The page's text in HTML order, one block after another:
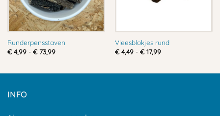
Runderpensstaven
€4,99 - €73,99Prijsklasse:
Vleesblokjes rund
€4,49 - €17,99Prijsklasse:
INFO